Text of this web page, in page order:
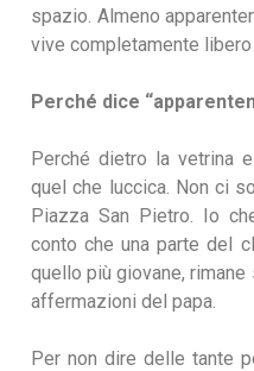
spazio. Almeno
vive completamente
Perché dice
Perché dietro la vetrina
quel che luccica. Non ci
Piazza San Pietro. Io
conto che una parte del
quello più giovane,
affermazioni del papa.
Per non dire delle tante